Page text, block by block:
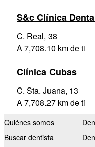
S&c Clínica
C. Real, 38
A 7,708.10 km de ti
Clínica Cubas
C. Sta. Juana, 13
A 7,708.27 km de ti
Quiénes somos
Buscar dentista